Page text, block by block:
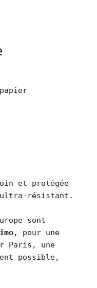
et protégée
ultra-résistant.
sont
, pour une
Paris, une
possible,